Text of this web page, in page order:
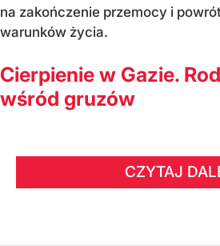
na zakończenie przemocy i
warunków życia.
Cierpienie w Gazie.
wśród gruzów
CZYTAJ